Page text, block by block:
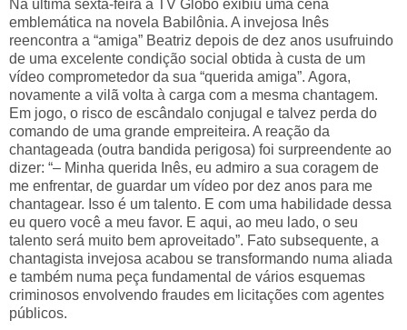
Na última sexta-feira a TV Globo exibiu uma cena
emblemática na novela Babilônia. A invejosa Inês
reencontra a “amiga” Beatriz depois de dez anos usufruindo
de uma excelente condição social obtida à custa de um
vídeo comprometedor da sua “querida amiga”. Agora,
novamente a vilã volta à carga com a mesma chantagem.
Em jogo, o risco de escândalo conjugal e talvez perda do
comando de uma grande empreiteira. A reação da
chantageada (outra bandida perigosa) foi surpreendente ao
dizer: “– Minha querida Inês, eu admiro a sua coragem de
me enfrentar, de guardar um vídeo por dez anos para me
chantagear. Isso é um talento. E com uma habilidade dessa
eu quero você a meu favor. E aqui, ao meu lado, o seu
talento será muito bem aproveitado”. Fato subsequente, a
chantagista invejosa acabou se transformando numa aliada
e também numa peça fundamental de vários esquemas
criminosos envolvendo fraudes em licitações com agentes
públicos.